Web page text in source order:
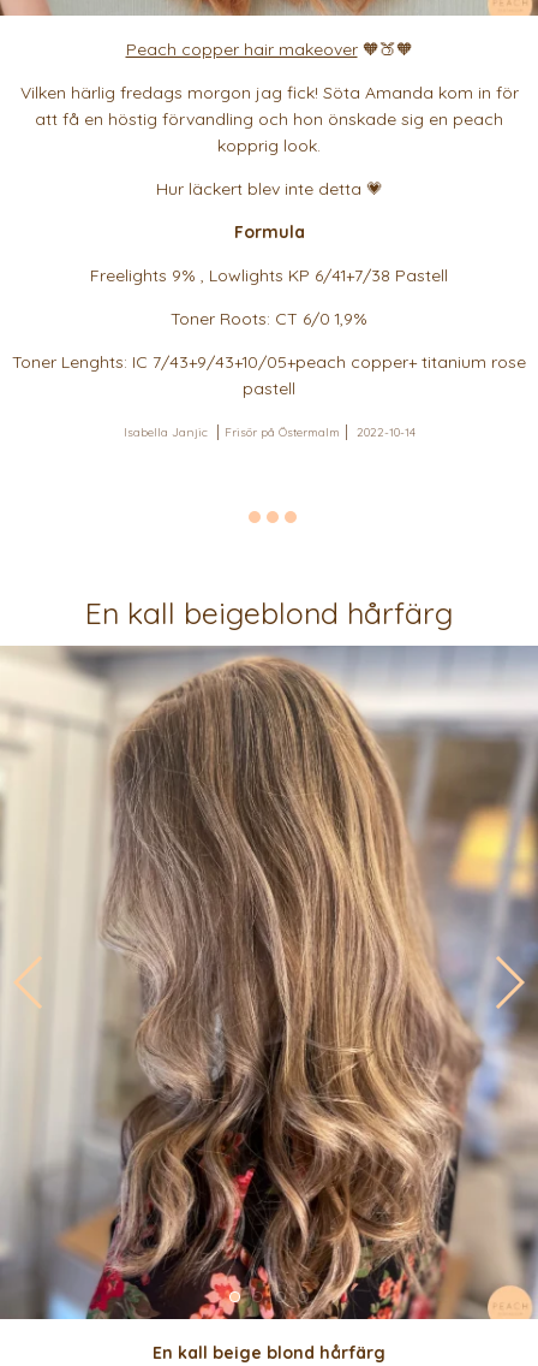
Peach copper hair makeover🧡🍑🧡
Vilken härlig fredags morgon jag fick! Söta Amanda kom in för
att få en höstig förvandling och hon önskade sig en peach
kopprig look.
Hur läckert blev inte detta 💗
Formula
Freelights 9% , Lowlights KP 6/41+7/38 Pastell
Toner Roots: CT 6/0 1,9%
Toner Lenghts: IC 7/43+9/43+10/05+peach copper+ titanium rose
pastell
Isabella Janjic Frisör på Östermalm 2022-10-14
En kall beigeblond hårfärg
En kall beige blond hårfärg